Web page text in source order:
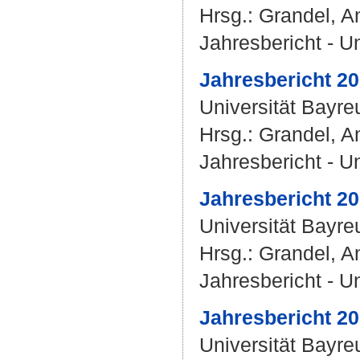
Hrsg.: Grandel,
Jahresbericht -
Jahresbericht
Universität
Hrsg.: Grandel,
Jahresbericht -
Jahresbericht
Universität
Hrsg.: Grandel,
Jahresbericht -
Jahresbericht
Universität